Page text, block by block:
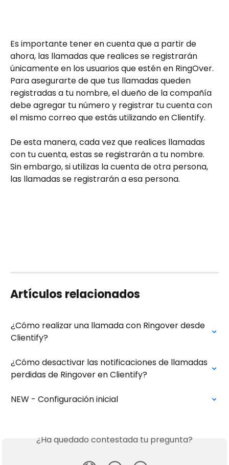
Es importante tener en cuenta que a partir de
ahora, las llamadas que realices se registrarán
únicamente en los usuarios que estén en RingOver.
Para asegurarte de que tus llamadas queden
registradas a tu nombre, el dueño de la compañía
debe agregar tu número y registrar tu cuenta con
el mismo correo que estás utilizando en Clientify.
De esta manera, cada vez que realices llamadas
con tu cuenta, estas se registrarán a tu nombre.
Sin embargo, si utilizas la cuenta de otra persona,
las llamadas se registrarán a esa persona.
Artículos relacionados
¿Cómo realizar una llamada con Ringover desde
Clientify?
¿Cómo desactivar las notificaciones de llamadas
perdidas de Ringover en Clientify?
NEW - Configuración inicial
¿Ha quedado contestada tu pregunta?